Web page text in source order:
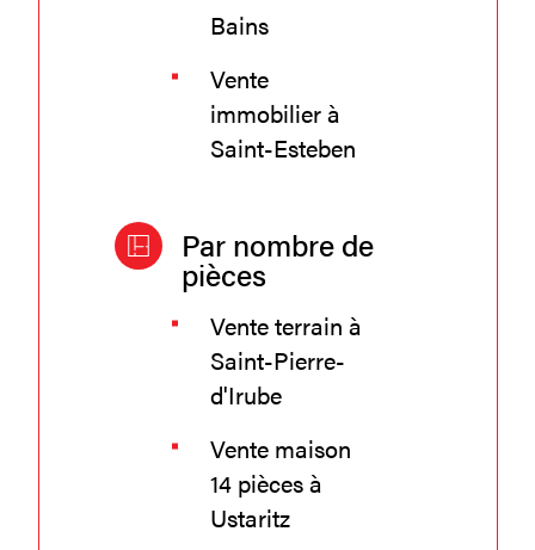
Bains
Vente
immobilier à
Saint-Esteben
Par nombre de
pièces
Vente terrain à
Saint-Pierre-
d'Irube
Vente maison
14 pièces à
Ustaritz